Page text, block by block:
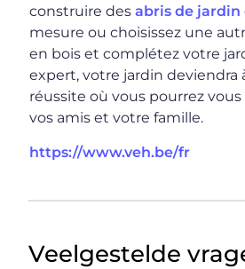
construire desabris de jardin
mesure ou choisissez une
en bois et complétez votre
expert, votre jardin deviendra
réussite où vous pourrez
vos amis et votre famille.
https://www.veh.be/fr
Veelgestelde